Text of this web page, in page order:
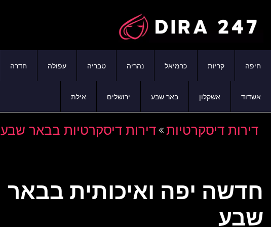
חיפה קריות כרמיאל נהריה טבריה עפולה חדרה
אשדוד אשקלון באר שבע ירושלים אילת
דירות דיסקרטיות דירות דיסקרטיות בבאר שבע
חדשה יפה ואיכותית בבאר
שבע